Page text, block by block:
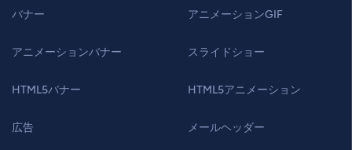
バナー
アニメーションバナー
HTML5バナー
広告
アニメーションGIF
スライドショー
HTML5アニメーション
メールヘッダー